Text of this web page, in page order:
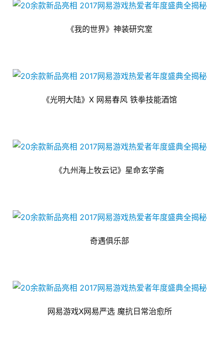
《我的世界》神装研究室
《光明大陆》X 网易春风 铁拳技能酒馆
《九州海上牧云记》星命玄学斋
奇遇俱乐部
网易游戏X网易严选 魔抗日常治愈所